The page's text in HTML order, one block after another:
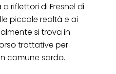
riflettori di Fresnel di
piccole realtà e ai
si trova in
trattative per
comune sardo.